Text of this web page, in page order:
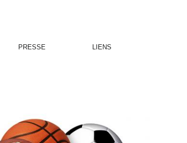
PRESSE LIENS